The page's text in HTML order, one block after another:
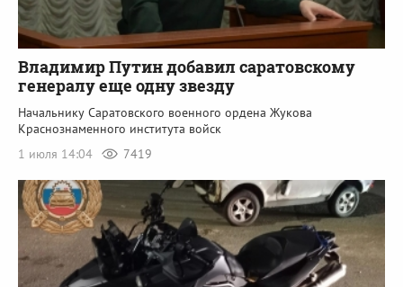
Владимир Путин добавил саратовскому
генералу еще одну звезду
Начальнику Саратовского военного ордена Жукова
Краснознаменного института войск
1 июля 14:04
7419